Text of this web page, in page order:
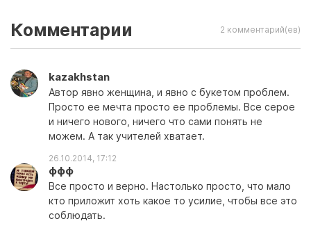
Комментарии 2 комментарий(ев)
kazakhstan
Автор явно женщина, и явно с букетом проблем.
Просто ее мечта просто ее проблемы. Все серое
и ничего нового, ничего что сами понять не
можем. А так учителей хватает.
26.10.2014, 17:12
ффф
Все просто и верно. Настолько просто, что мало
кто приложит хоть какое то усилие, чтобы все это
соблюдать.